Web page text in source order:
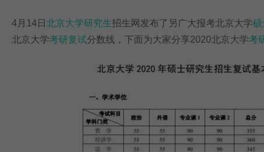
4月14日 北京大学研究生招生网发布了另广大报考北京大学硕
北京大学考研复试分数线，下面为大家分享2020北京大学考